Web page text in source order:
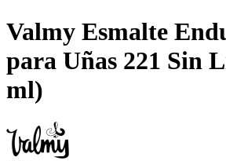
Valmy Esmalte
para Uñas 221 Sin
ml)